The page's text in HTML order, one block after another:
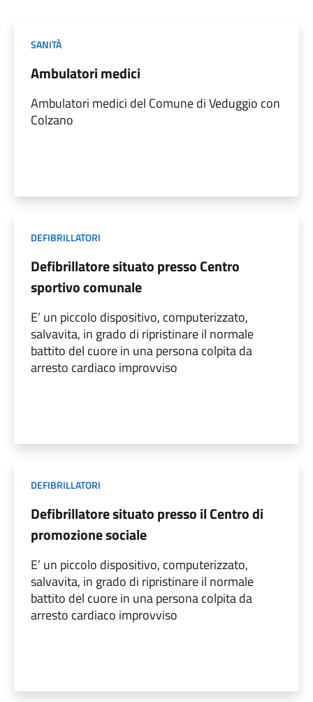
SANITÀ
Ambulatori medici
Ambulatori medici del Comune di Veduggio con
Colzano
DEFIBRILLATORI
Defibrillatore situato presso Centro
sportivo comunale
E’ un piccolo dispositivo, computerizzato,
salvavita, in grado di ripristinare il normale
battito del cuore in una persona colpita da
arresto cardiaco improvviso
DEFIBRILLATORI
Defibrillatore situato presso il Centro di
promozione sociale
E’ un piccolo dispositivo, computerizzato,
salvavita, in grado di ripristinare il normale
battito del cuore in una persona colpita da
arresto cardiaco improvviso